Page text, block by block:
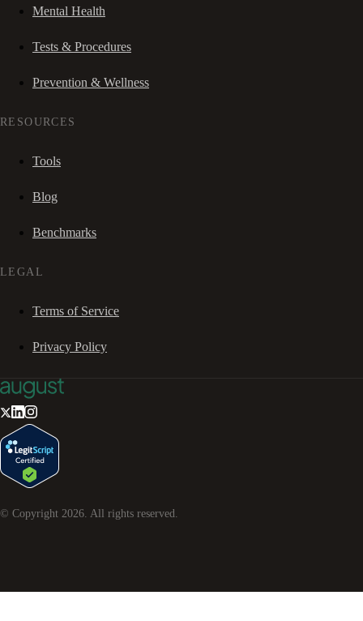
Mental Health
Tests & Procedures
Prevention & Wellness
RESOURCES
Tools
Blog
Benchmarks
LEGAL
Terms of Service
Privacy Policy
© Copyright 2026 . All rights reserved.